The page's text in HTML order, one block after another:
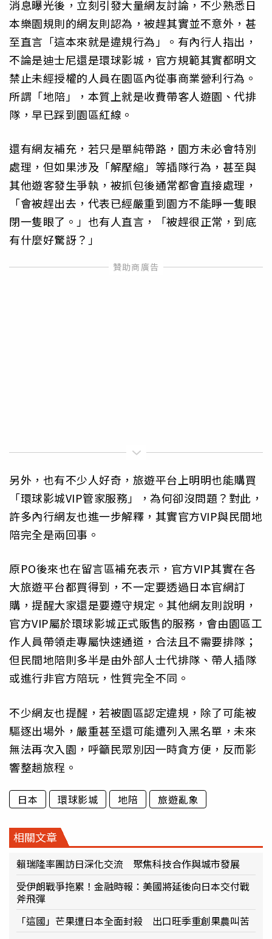
消息曝光後，立刻引發大量網友討論，不少熟悉日
本樂園規則的網友則認為，被趕其實並不意外，甚
至直言「這本來就是違規行為」。有內行人指出，
不論是迪士尼還是環球影城，官方規範其實都明文
禁止未經授權的人員在園區內從事商業營利行為。
所謂「地陪」，本質上就是收費帶客人遊園、代排
隊，早已踩到園區紅線。
還有網友補充，若只是單純帶路，園方未必會特別
處理，但如果涉及「解壓縮」等插隊行為，甚至與
其他遊客發生爭執，被抓包後通常都會直接處理，
「會被趕出去，代表已經嚴重到園方不能睜一隻眼
閉一隻眼了。」也有人直言，「被趕很正常，到底
有什麼好驚訝？」
另外，也有不少人好奇，旅遊平台上明明也能購買
「環球影城VIP管家服務」，為何卻沒問題？對此，
許多內行網友也進一步解釋，其實官方VIP與民間地
陪完全是兩回事。
原PO後來也在留言區補充表示，官方VIP其實在各
大旅遊平台都買得到，不一定要透過日本官網訂
購，提醒大家還是要遵守規定。其他網友則說明，
官方VIP屬於環球影城正式販售的服務，會由園區工
作人員帶領走專屬快速通道，合法且不需要排隊；
但民間地陪則多半是由外部人士代排隊、帶人插隊
或進行非官方陪玩，性質完全不同。
不少網友也提醒，若被園區認定違規，除了可能被
驅逐出場外，嚴重甚至還可能遭列入黑名單，未來
無法再次入園，呼籲民眾別因一時貪方便，反而影
響整趟旅程。
日本 環球影城 地陪 旅遊亂象
相關文章
賴瑞隆率團訪日深化交流 聚焦科技合作與城市發展
受伊朗戰爭拖累！金融時報：美國將延後向日本交付戰
斧飛彈
「這國」芒果遭日本全面封殺 出口旺季重創果農叫苦